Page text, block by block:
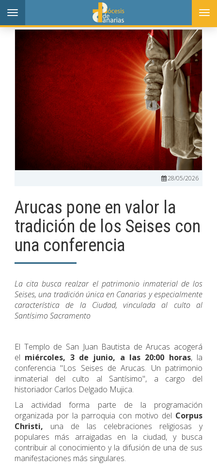
Toggle
navigation
28/05/2026
Arucas pone en valor la
tradición de los Seises con
una conferencia
La cita busca realzar el patrimonio inmaterial de los
Seises, una tradición única en Canarias y especialmente
característica de la Ciudad, vinculada al culto al
Santísimo Sacramento
El Templo de San Juan Bautista de Arucas acogerá
el miércoles, 3 de junio, a las 20:00 horas, la
conferencia "Los Seises de Arucas. Un patrimonio
inmaterial del culto al Santísimo", a cargo del
historiador Carlos Delgado Mujica.
La actividad forma parte de la programación
organizada por la parroquia con motivo del Corpus
Christi, una de las celebraciones religiosas y
populares más arraigadas en la ciudad, y busca
contribuir al conocimiento y la difusión de una de sus
manifestaciones más singulares.